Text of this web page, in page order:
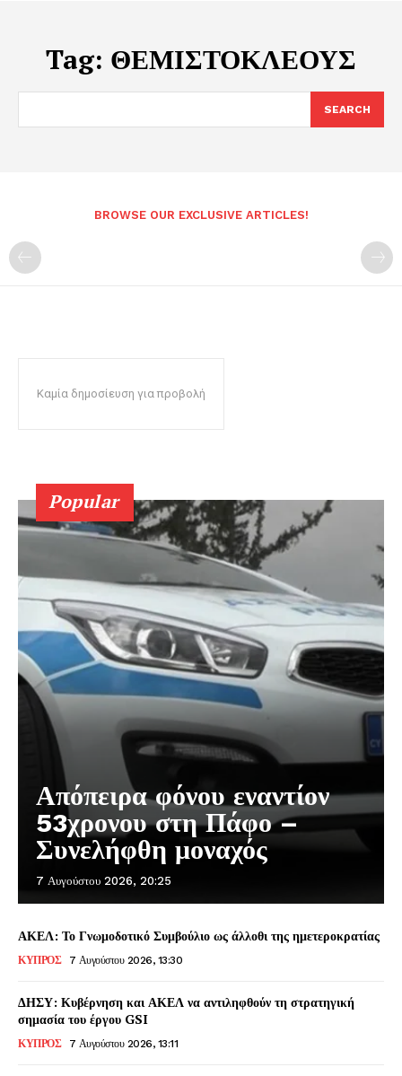
Tag: ΘΕΜΙΣΤΟΚΛΕΟΥΣ
SEARCH
BROWSE OUR EXCLUSIVE ARTICLES!
Καμία δημοσίευση για προβολή
Popular
Απόπειρα φόνου εναντίον
53χρονου στη Πάφο –
Συνελήφθη μοναχός
7 Αυγούστου 2026, 20:25
ΑΚΕΛ: Το Γνωμοδοτικό Συμβούλιο ως άλλοθι της ημετεροκρατίας
ΚΥΠΡΟΣ 7 Αυγούστου 2026, 13:30
ΔΗΣΥ: Κυβέρνηση και ΑΚΕΛ να αντιληφθούν τη στρατηγική
σημασία του έργου GSI
ΚΥΠΡΟΣ 7 Αυγούστου 2026, 13:11